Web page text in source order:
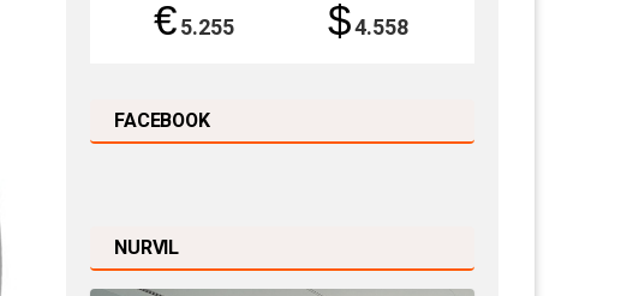
€ 5.255 $4.558
FACEBOOK
NURVIL